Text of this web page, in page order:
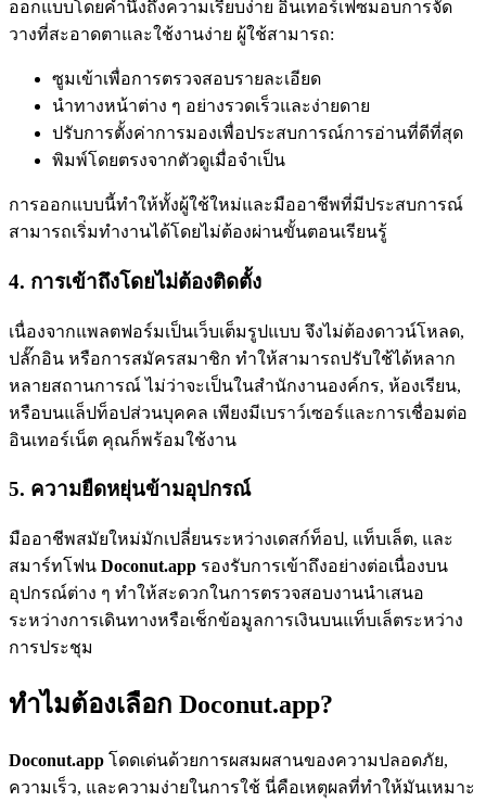
ออกแบบโดยคำนึงถึงความเรียบง่าย อินเทอร์เฟซมอบการจัด
วางที่สะอาดตาและใช้งานง่าย ผู้ใช้สามารถ:
ซูมเข้าเพื่อการตรวจสอบรายละเอียด
นำทางหน้าต่าง ๆ อย่างรวดเร็วและง่ายดาย
ปรับการตั้งค่าการมองเพื่อประสบการณ์การอ่านที่ดีที่สุด
พิมพ์โดยตรงจากตัวดูเมื่อจำเป็น
การออกแบบนี้ทำให้ทั้งผู้ใช้ใหม่และมืออาชีพที่มีประสบการณ์
สามารถเริ่มทำงานได้โดยไม่ต้องผ่านขั้นตอนเรียนรู้
4. การเข้าถึงโดยไม่ต้องติดตั้ง
เนื่องจากแพลตฟอร์มเป็นเว็บเต็มรูปแบบ จึงไม่ต้องดาวน์โหลด,
ปลั๊กอิน หรือการสมัครสมาชิก ทำให้สามารถปรับใช้ได้หลาก
หลายสถานการณ์ ไม่ว่าจะเป็นในสำนักงานองค์กร, ห้องเรียน,
หรือบนแล็ปท็อปส่วนบุคคล เพียงมีเบราว์เซอร์และการเชื่อมต่อ
อินเทอร์เน็ต คุณก็พร้อมใช้งาน
5. ความยืดหยุ่นข้ามอุปกรณ์
มืออาชีพสมัยใหม่มักเปลี่ยนระหว่างเดสก์ท็อป, แท็บเล็ต, และ
สมาร์ทโฟน Doconut.app รองรับการเข้าถึงอย่างต่อเนื่องบน
อุปกรณ์ต่าง ๆ ทำให้สะดวกในการตรวจสอบงานนำเสนอ
ระหว่างการเดินทางหรือเช็กข้อมูลการเงินบนแท็บเล็ตระหว่าง
การประชุม
ทำไมต้องเลือก Doconut.app?
Doconut.app โดดเด่นด้วยการผสมผสานของความปลอดภัย,
ความเร็ว, และความง่ายในการใช้ นี่คือเหตุผลที่ทำให้มันเหมาะ